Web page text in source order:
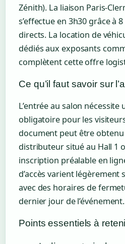
Zénith). La liaison Paris-
s’effectue en 3h30 grâce à
directs. La location de
dédiés aux exposants
complètent cette offre
Ce qu’il faut savoir sur
L’entrée au salon nécessite
obligatoire pour les
document peut être obtenu
distributeur situé au Hall 1
inscription préalable en
d’accès varient légèrement
avec des horaires de
dernier jour de l’événement.
Points essentiels à